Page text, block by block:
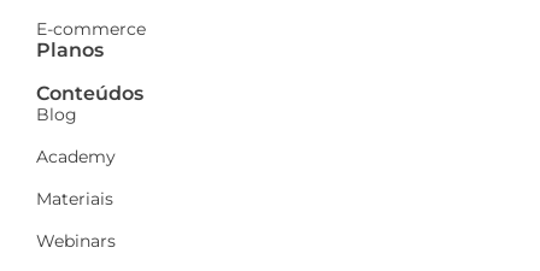
E-commerce
Planos
Conteúdos
Blog
Academy
Materiais
Webinars